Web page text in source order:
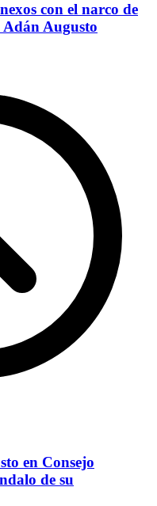
con el narco de
Adán Augusto
en Consejo
de su